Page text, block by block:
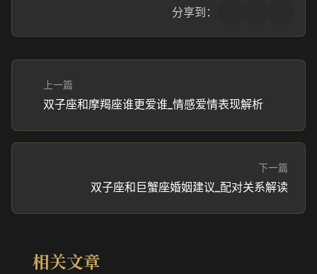
分享到：
上一篇
双子座和摩羯座谁更爱谁_情感爱情表现解析
下一篇
双子座和巨蟹座婚姻建议_配对关系解读
相关文章